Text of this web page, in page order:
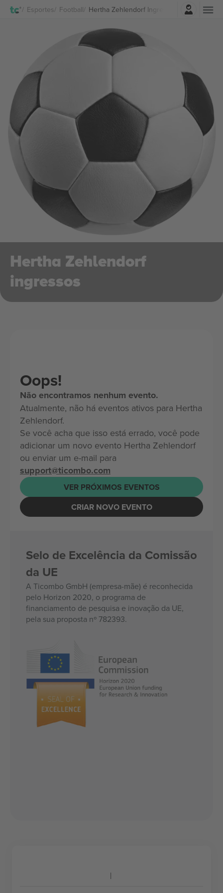
Esportes Football Hertha Zehlendorf Ingressos
Entrar
Hertha Zehlendorf
ingressos
Oops!
Não encontramos nenhum evento.
Atualmente, não há eventos ativos para Hertha
Zehlendorf.
Se você acha que isso está errado, você pode
adicionar um novo evento Hertha Zehlendorf
ou enviar um e-mail para
support@ticombo.com
VER PRÓXIMOS EVENTOS
CRIAR NOVO EVENTO
Selo de Excelência da Comissão
da UE
A Ticombo GmbH (empresa-mãe) é reconhecida
pelo Horizon 2020, o programa de
financiamento de pesquisa e inovação da UE,
pela sua proposta nº 782393.